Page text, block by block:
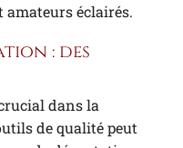
éclairés.
: des
dans la
de qualité peut